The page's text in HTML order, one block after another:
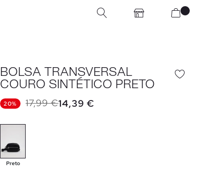
BOLSA TRANSVERSAL
COURO SINTÉTICO PRETO
20% 17,99 €14,39 €
Preto